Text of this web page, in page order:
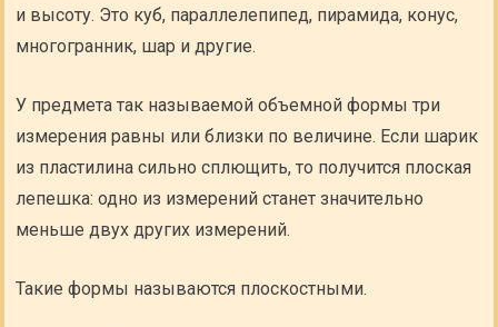
и высоту. Это куб, параллелепипед, пирамида, конус,
многогранник, шар и другие.
У предмета так называемой объемной формы три
измерения равны или близки по величине. Если шарик
из пластилина сильно сплющить, то получится плоская
лепешка: одно из измерений станет значительно
меньше двух других измерений.
Такие формы называются плоскостными.